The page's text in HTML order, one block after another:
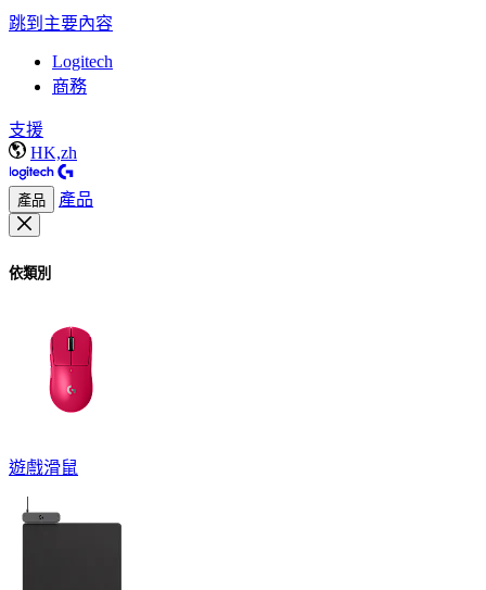
跳到主要內容
Logitech
商務
支援
HK,zh
產品 產品
依類別
遊戲滑鼠